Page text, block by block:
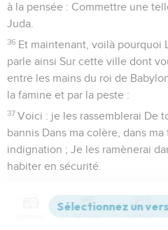
à la pensée : Commettre une
Juda.
36 Et maintenant, voilà pourquoi
parle ainsi Sur cette ville dont
entre les mains du roi de
la famine et par la peste :
37 Voici : je les rassemblerai De
bannis Dans ma colère, dans
indignation ; Je les ramènerai
habiter en sécurité.
Je leur donnerai un même
Versions Commentaires